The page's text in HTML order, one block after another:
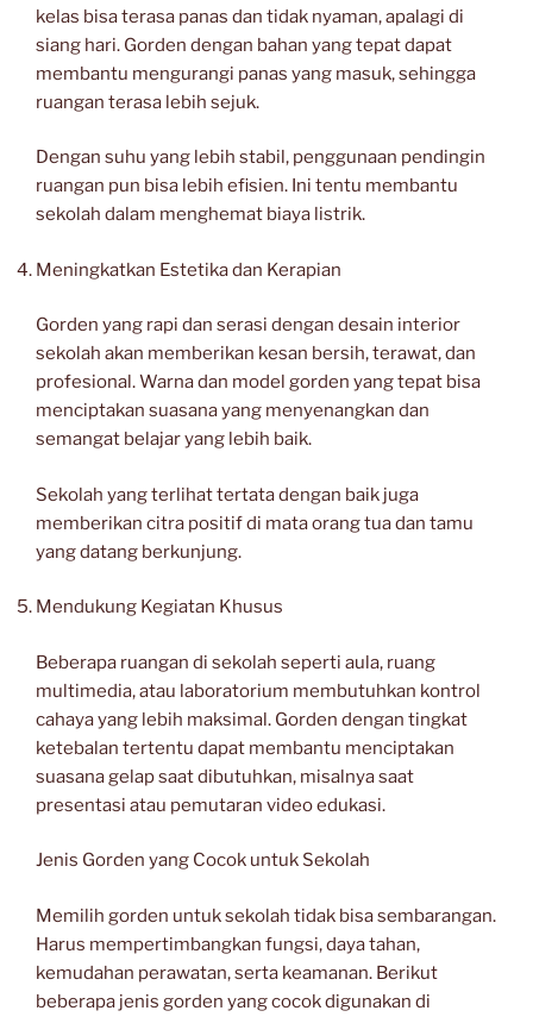
kelas bisa terasa panas dan tidak nyaman, apalagi di
siang hari. Gorden dengan bahan yang tepat dapat
membantu mengurangi panas yang masuk, sehingga
ruangan terasa lebih sejuk.
Dengan suhu yang lebih stabil, penggunaan pendingin
ruangan pun bisa lebih efisien. Ini tentu membantu
sekolah dalam menghemat biaya listrik.
Meningkatkan Estetika dan Kerapian
Gorden yang rapi dan serasi dengan desain interior
sekolah akan memberikan kesan bersih, terawat, dan
profesional. Warna dan model gorden yang tepat bisa
menciptakan suasana yang menyenangkan dan
semangat belajar yang lebih baik.
Sekolah yang terlihat tertata dengan baik juga
memberikan citra positif di mata orang tua dan tamu
yang datang berkunjung.
Mendukung Kegiatan Khusus
Beberapa ruangan di sekolah seperti aula, ruang
multimedia, atau laboratorium membutuhkan kontrol
cahaya yang lebih maksimal. Gorden dengan tingkat
ketebalan tertentu dapat membantu menciptakan
suasana gelap saat dibutuhkan, misalnya saat
presentasi atau pemutaran video edukasi.
Jenis Gorden yang Cocok untuk Sekolah
Memilih gorden untuk sekolah tidak bisa sembarangan.
Harus mempertimbangkan fungsi, daya tahan,
kemudahan perawatan, serta keamanan. Berikut
beberapa jenis gorden yang cocok digunakan di